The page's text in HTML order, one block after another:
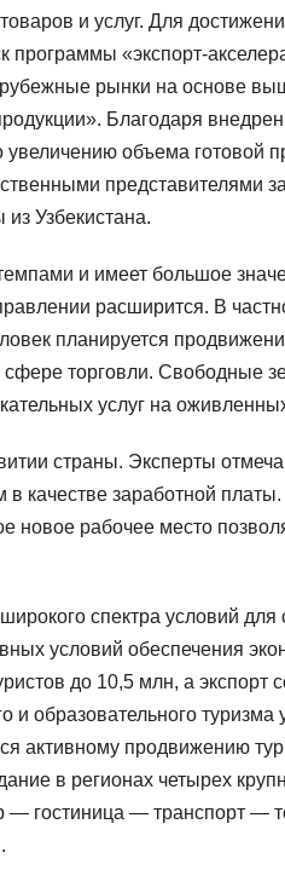
и услуг. Для
программы «экспорт-
рынки на основе
Благодаря
объема готовой
представителями
Узбекистана.
и имеет большое
расширится. В
планируется
торговли. Свободные
услуг на
страны. Эксперты
качестве заработной
новое рабочее место
спектра условий
условий обеспечения
до 10,5 млн, а экспорт
и образовательного
активному продвижению
в регионах четырех
— гостиница — транспорт —